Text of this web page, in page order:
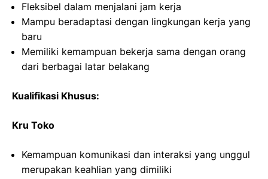
Fleksibel dalam menjalani jam kerja
Mampu beradaptasi dengan lingkungan kerja yang
baru
Memiliki kemampuan bekerja sama dengan orang
dari berbagai latar belakang
Kualifikasi Khusus:
Kru Toko
Kemampuan komunikasi dan interaksi yang unggul
merupakan keahlian yang dimiliki